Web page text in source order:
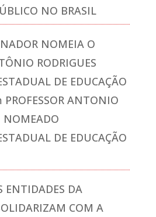
NO BRASIL
NOMEIA O
RODRIGUES
DE EDUCAÇÃO
PROFESSOR ANTONIO
NOMEADO
DE EDUCAÇÃO
ENTIDADES DA
COM A